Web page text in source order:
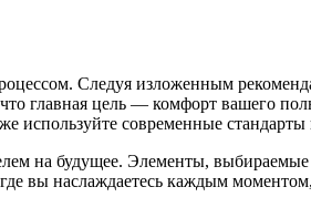
Следуя изложенным
главная цель — комфорт вашего
используйте современные
на будущее. Элементы, выбираемые
вы наслаждаетесь каждым